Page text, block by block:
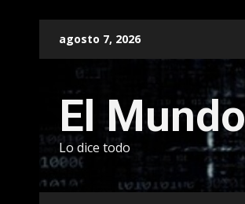
agosto 7, 2026
El Mundo
Lo dice todo